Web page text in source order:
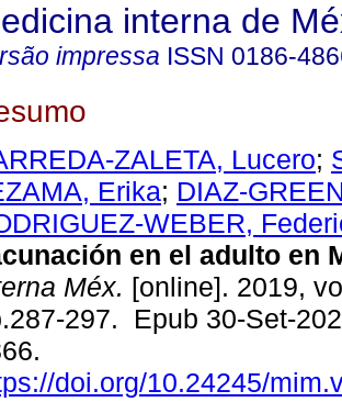
interna de
impressa ISSN 0186-
ZALETA, Lucero;
Erika; DIAZ-
WEBER,
en el adulto en
Méx. [online]. 2019,
297. Epub 30-Set-
doi.org/10.24245/